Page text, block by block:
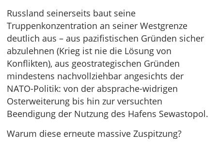
Russland seinerseits baut seine
Truppenkonzentration an seiner Westgrenze
deutlich aus – aus pazifistischen Gründen sicher
abzulehnen (Krieg ist nie die Lösung von
Konflikten), aus geostrategischen Gründen
mindestens nachvollziehbar angesichts der
NATO-Politik: von der absprache-widrigen
Osterweiterung bis hin zur versuchten
Beendigung der Nutzung des Hafens Sewastopol.
Warum diese erneute massive Zuspitzung?